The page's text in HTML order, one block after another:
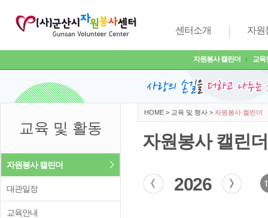
센터소개 자원
자원봉사 캘린더 교육
교육 및 활동
자원봉사 캘린더
대관일정
교육안내
HOME > 교육 및 행사 > 자원봉사 캘린더
자원봉사 캘린더
2026